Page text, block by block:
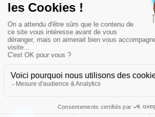
FAQ
CGU
Mentions
légales
Nous contacter